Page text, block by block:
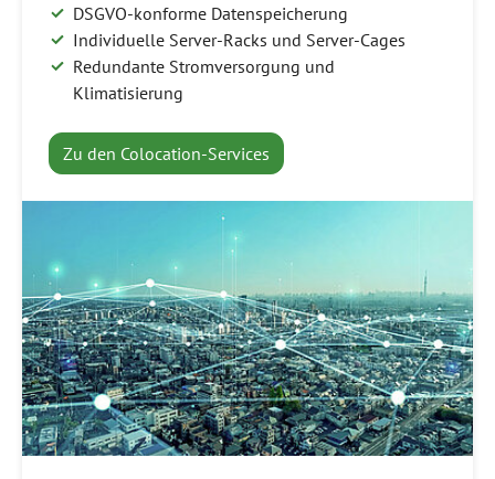
DSGVO-konforme Datenspeicherung
Individuelle Server-Racks und Server-Cages
Redundante Stromversorgung und
Klimatisierung
Zu den Colocation-Services